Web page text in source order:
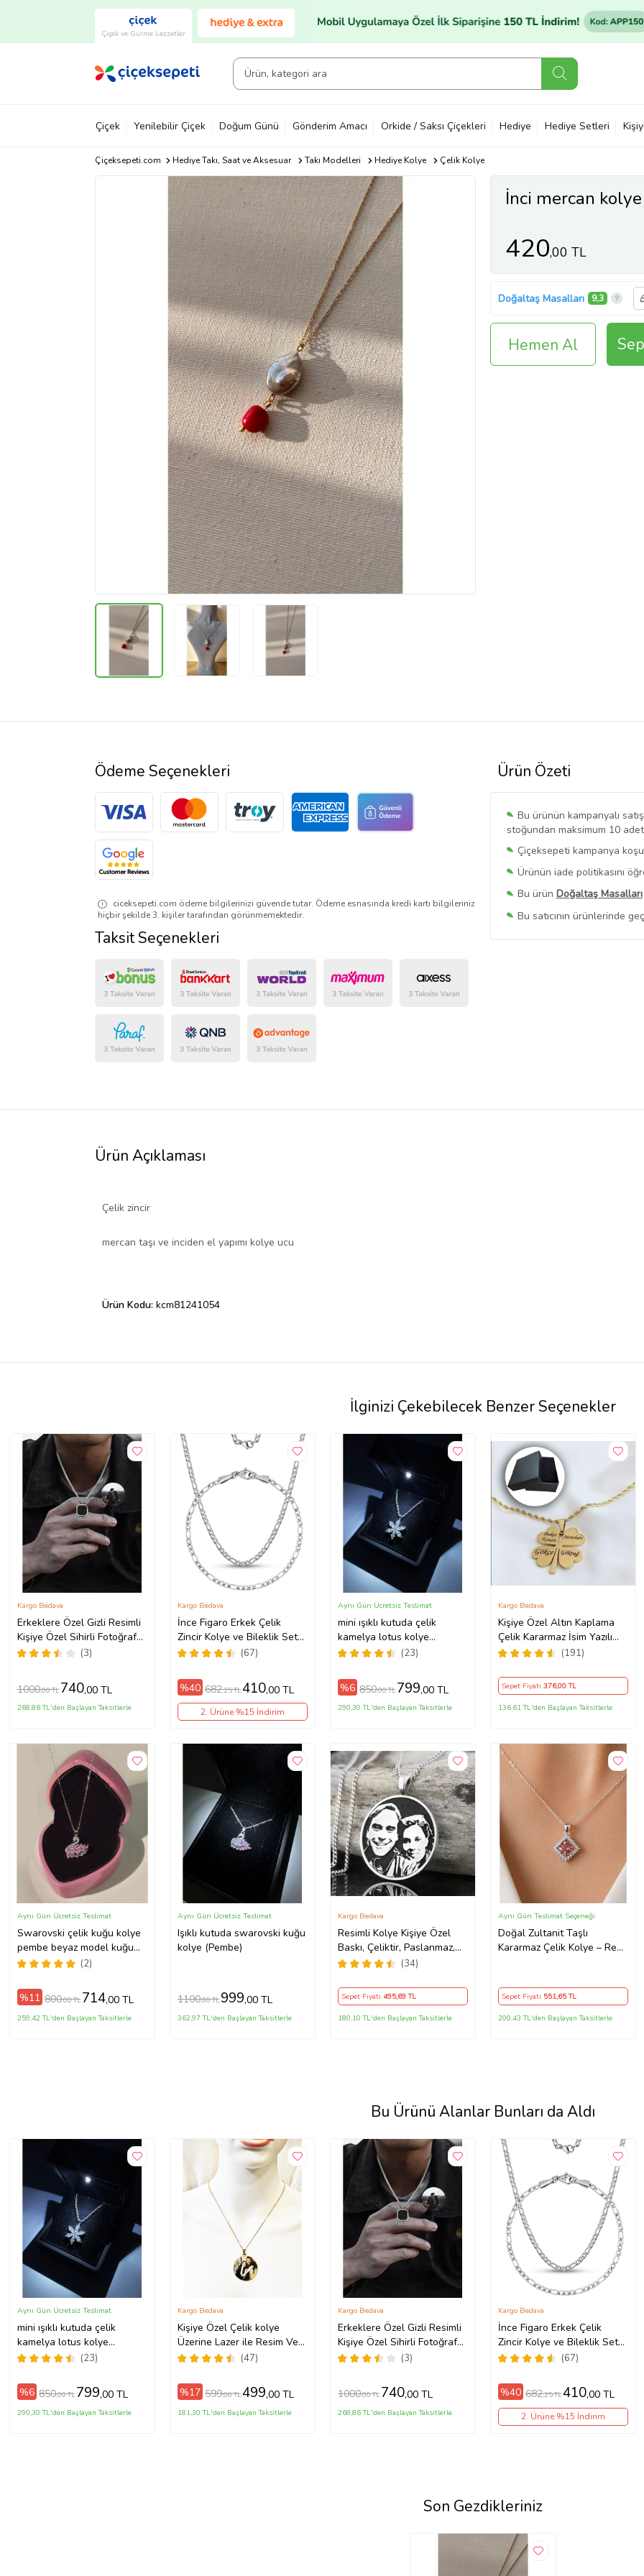
Çiçek ve Gurme Lezzetler
Çiçek Yenilebilir Çiçek Doğum Günü Gönderim Amacı Orkide / Saksı Çiçekleri Hediye Hediye Setleri
Çiçeksepeti.com Hediye Takı, Saat ve Aksesuar Takı Modelleri Hediye Kolye Çelik Kolye
İnci mercan
420,00 TL
Doğaltaş Masalları 9,3
Hemen Al
Ürün Özeti
Bu ürünün kampanyalı
stoğundan maksimum 10
Çiçeksepeti kampanya
Ürünün iade politikasını
Bu ürün Doğaltaş Masalları
Bu satıcının ürünlerinde
Bu SatıcınınTüm
Ödeme Seçenekleri
ciceksepeti.com ödeme bilgilerinizi güvende tutar. Ödeme esnasında kredi kartı bilgileriniz
hiçbir şekilde 3. kişiler tarafından görünmemektedir.
Taksit Seçenekleri
Ürün Açıklaması
Çelik zincir
mercan taşı ve inciden el yapımı kolye ucu
Ürün Kodu: kcm81241054
İlginizi Çekebilecek Benzer Seçenekler
Erkeklere Özel Gizli Resimli
Kişiye Özel Sihirli Fotoğraf
Baskılı Çelik Yanan Kolye
(3)
Kargo Bedava
1000,00 TL 740,00 TL
268,86 TL'den Başlayan Taksitlerle
İnce Figaro Erkek Çelik
Zincir Kolye ve Bileklik Set
4mm eck55s (Metal)
(67)
Kargo Bedava
%40 682,25 TL410,00 TL
2. Ürüne %15 İndirim
mini ışıklı kutuda çelik
kamelya lotus kolye
sevgililer günü yılbaşı
(Gümüş)
(23)
Aynı Gün Ücretsiz Teslimat
%6 850,00 TL 799,00 TL
290,30 TL'den Başlayan Taksitlerle
Kişiye Özel Altın Kaplama
Çelik Kararmaz İsim Yazılı
Yonca Kolye
(191)
Kargo Bedava
Sepet Fiyatı 376,00 TL
136,61 TL'den Başlayan Taksitlerle
Swarovski çelik kuğu kolye
pembe beyaz model kuğu
kolye
(2)
Aynı Gün Ücretsiz Teslimat
%11 800,00 TL 714,00 TL
259,42 TL'den Başlayan Taksitlerle
Işıklı kutuda swarovski kuğu
kolye (Pembe)
Aynı Gün Ücretsiz Teslimat
1100,00 TL 999,00 TL
362,97 TL'den Başlayan Taksitlerle
Resimli Kolye Kişiye Özel
Baskı, Çeliktir, Paslanmaz,
Kararmaz
(34)
Kargo Bedava
Sepet Fiyatı 495,69 TL
180,10 TL'den Başlayan Taksitlerle
Doğal Zultanit Taşlı
Kararmaz Çelik Kolye – Renk
Aynı Gün Teslimat Seçeneği
Sepet Fiyatı 551,65 TL
200,43 TL'den Başlayan Taksitlerle
Bu Ürünü Alanlar Bunları da Aldı
mini ışıklı kutuda çelik
kamelya lotus kolye
sevgililer günü yılbaşı
(Gümüş)
(23)
Aynı Gün Ücretsiz Teslimat
%6 850,00 TL 799,00 TL
290,30 TL'den Başlayan Taksitlerle
Kişiye Özel Çelik kolye
Üzerine Lazer ile Resim Ve
İsim Yazma
(47)
Kargo Bedava
%17 599,00 TL499,00 TL
181,30 TL'den Başlayan Taksitlerle
Erkeklere Özel Gizli Resimli
Kişiye Özel Sihirli Fotoğraf
Baskılı Çelik Yanan Kolye
(3)
Kargo Bedava
1000,00 TL 740,00 TL
268,86 TL'den Başlayan Taksitlerle
İnce Figaro Erkek Çelik
Zincir Kolye ve Bileklik Set
4mm eck55s (Metal)
(67)
Kargo Bedava
%40 682,25 TL410,00 TL
2. Ürüne %15 İndirim
Son Gezdikleriniz